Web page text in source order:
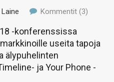
Kommentit (3)
-konferenssissa
useita tapoja
älypuhelinten
ja Your Phone -